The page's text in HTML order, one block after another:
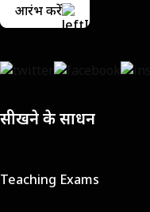
आरंभ करें
सीखने के साधन
Teaching Exams